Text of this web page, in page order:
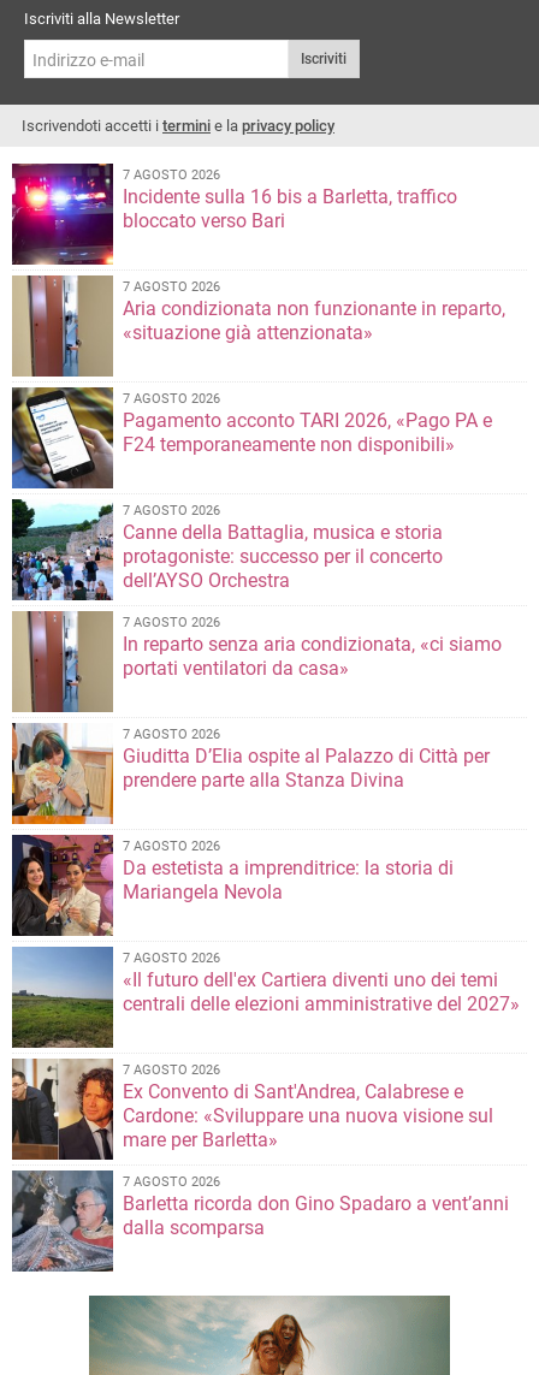
Iscriviti alla Newsletter
Iscriviti
Iscrivendoti accetti i termini e la privacy policy
7 AGOSTO 2026
Incidente sulla 16 bis a Barletta, traffico
bloccato verso Bari
7 AGOSTO 2026
Aria condizionata non funzionante in reparto,
«situazione già attenzionata»
7 AGOSTO 2026
Pagamento acconto TARI 2026, «Pago PA e
F24 temporaneamente non disponibili»
7 AGOSTO 2026
Canne della Battaglia, musica e storia
protagoniste: successo per il concerto
dell’AYSO Orchestra
7 AGOSTO 2026
In reparto senza aria condizionata, «ci siamo
portati ventilatori da casa»
7 AGOSTO 2026
Giuditta D’Elia ospite al Palazzo di Città per
prendere parte alla Stanza Divina
7 AGOSTO 2026
Da estetista a imprenditrice: la storia di
Mariangela Nevola
7 AGOSTO 2026
«Il futuro dell'ex Cartiera diventi uno dei temi
centrali delle elezioni amministrative del 2027»
7 AGOSTO 2026
Ex Convento di Sant'Andrea, Calabrese e
Cardone: «Sviluppare una nuova visione sul
mare per Barletta»
7 AGOSTO 2026
Barletta ricorda don Gino Spadaro a vent’anni
dalla scomparsa